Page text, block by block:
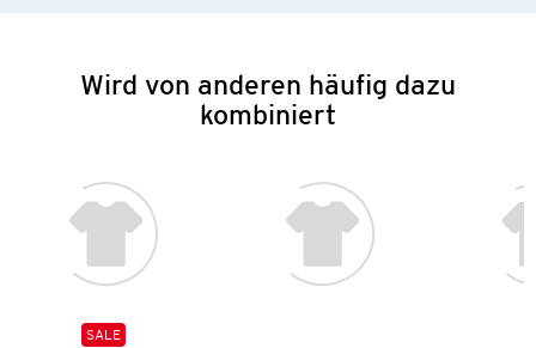
Wird von anderen häufig dazu
kombiniert
SALE